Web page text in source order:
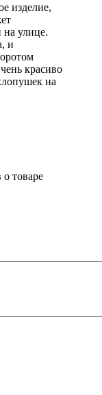
изделие,
улице.
и
красиво
на
о товаре